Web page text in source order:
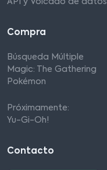
Compra
Búsqueda Múltiple
Magic: The Gathering
Pokémon
Próximamente:
Yu-Gi-Oh!
Contacto